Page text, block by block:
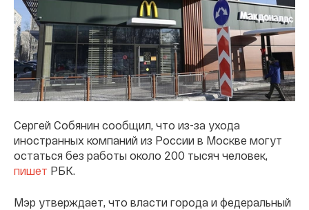
Сергей Собянин сообщил, что из-за ухода
иностранных компаний из России в Москве могут
остаться без работы около 200 тысяч человек,
пишет РБК.
Мэр утверждает, что власти города и федеральный